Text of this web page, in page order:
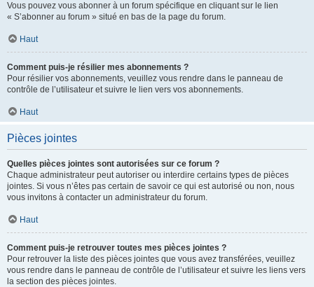
Vous pouvez vous abonner à un forum spécifique en cliquant sur le lien
« S’abonner au forum » situé en bas de la page du forum.
Haut
Comment puis-je résilier mes abonnements ?
Pour résilier vos abonnements, veuillez vous rendre dans le panneau de
contrôle de l’utilisateur et suivre le lien vers vos abonnements.
Haut
Pièces jointes
Quelles pièces jointes sont autorisées sur ce forum ?
Chaque administrateur peut autoriser ou interdire certains types de pièces
jointes. Si vous n’êtes pas certain de savoir ce qui est autorisé ou non, nous
vous invitons à contacter un administrateur du forum.
Haut
Comment puis-je retrouver toutes mes pièces jointes ?
Pour retrouver la liste des pièces jointes que vous avez transférées, veuillez
vous rendre dans le panneau de contrôle de l’utilisateur et suivre les liens vers
la section des pièces jointes.